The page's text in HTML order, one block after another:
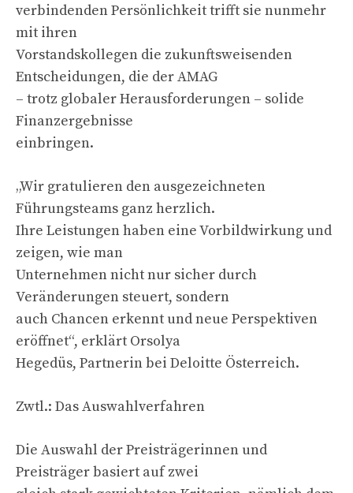
verbindenden Persönlichkeit trifft sie nunmehr
mit ihren
Vorstandskollegen die zukunftsweisenden
Entscheidungen, die der AMAG
– trotz globaler Herausforderungen – solide
Finanzergebnisse
einbringen.
„Wir gratulieren den ausgezeichneten
Führungsteams ganz herzlich.
Ihre Leistungen haben eine Vorbildwirkung und
zeigen, wie man
Unternehmen nicht nur sicher durch
Veränderungen steuert, sondern
auch Chancen erkennt und neue Perspektiven
eröffnet“, erklärt Orsolya
Hegedüs, Partnerin bei Deloitte Österreich.
Zwtl.: Das Auswahlverfahren
Die Auswahl der Preisträgerinnen und
Preisträger basiert auf zwei